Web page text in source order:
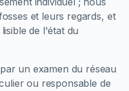
et leurs regards, et
de l'état du
un examen du réseau
ou responsable de